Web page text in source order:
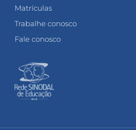
Matrículas
Trabalhe conosco
Fale conosco